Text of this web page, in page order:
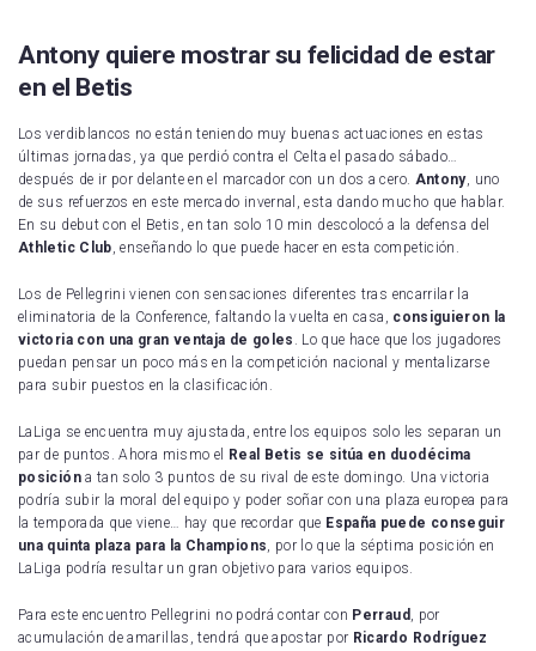
Antony quiere mostrar su felicidad de estar
en el Betis
Los verdiblancos no están teniendo muy buenas actuaciones en estas
últimas jornadas, ya que perdió contra el Celta el pasado sábado…
después de ir por delante en el marcador con un dos a cero. Antony, uno
de sus refuerzos en este mercado invernal, esta dando mucho que hablar.
En su debut con el Betis, en tan solo 10 min descolocó a la defensa del
Athletic Club, enseñando lo que puede hacer en esta competición.
Los de Pellegrini vienen con sensaciones diferentes tras encarrilar la
eliminatoria de la Conference, faltando la vuelta en casa, consiguieron la
victoria con una gran ventaja de goles . Lo que hace que los jugadores
puedan pensar un poco más en la competición nacional y mentalizarse
para subir puestos en la clasificación.
LaLiga se encuentra muy ajustada, entre los equipos solo les separan un
par de puntos. Ahora mismo el
Real Betis se sitúa en duodécima
posicióna tan solo 3 puntos de su rival de este domingo. Una victoria
podría subir la moral del equipo y poder soñar con una plaza europea para
la temporada que viene… hay que recordar que España puede conseguir
una quinta plaza para la Champions, por lo que la séptima posición en
LaLiga podría resultar un gran objetivo para varios equipos.
Para este encuentro Pellegrini no podrá contar con Perraud , por
acumulación de amarillas, tendrá que apostar por Ricardo Rodríguez